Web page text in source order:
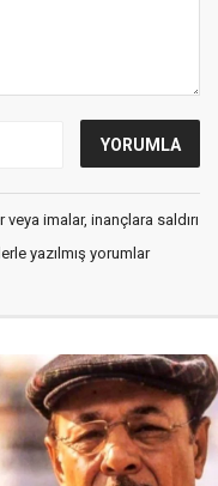
imalar, inançlara saldırı
yazılmış yorumlar